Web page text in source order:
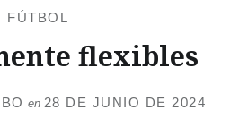
FÚTBOL
flexibles
en 28 DE JUNIO DE 2024